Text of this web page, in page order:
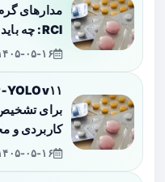
RCI: چه باید دانست؟
۱۴۰۵-۰۵-
برای
کاربردی و
۱۴۰۵-۰۵-